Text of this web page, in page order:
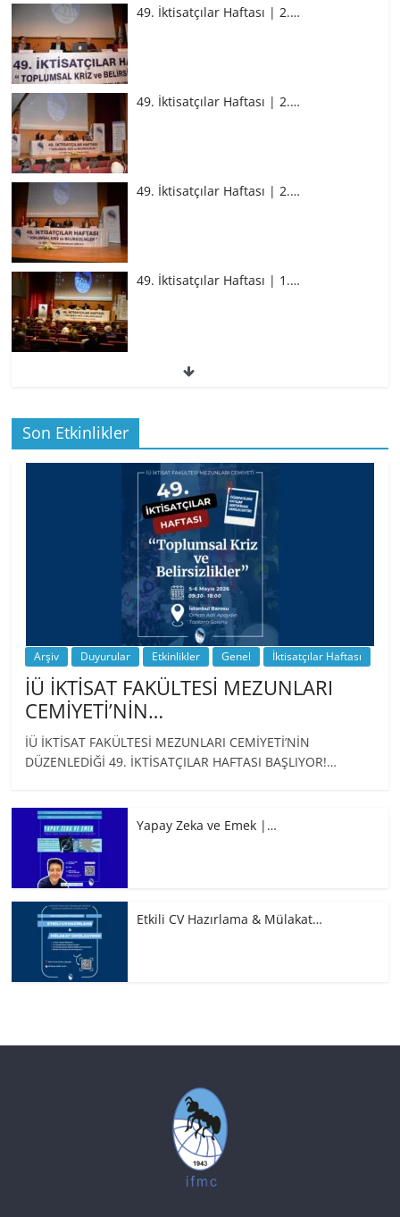
49. İktisatçılar Haftası | 2.…
49. İktisatçılar Haftası | 2.…
49. İktisatçılar Haftası | 2.…
49. İktisatçılar Haftası | 1.…
49. İktisatçılar Haftası | 1.…
BİZ İKTİSATLILAR: İÇİMİZDEN BİRİ PROF.
…
Son Etkinlikler
Arşiv Duyurular Etkinlikler Genel İktisatçılar Haftası
İÜ İKTİSAT FAKÜLTESİ MEZUNLARI
CEMİYETİ’NİN…
İÜ İKTİSAT FAKÜLTESİ MEZUNLARI CEMİYETİ’NİN
DÜZENLEDİĞİ 49. İKTİSATÇILAR HAFTASI BAŞLIYOR!…
Yapay Zeka ve Emek |…
Etkili CV Hazırlama & Mülakat…